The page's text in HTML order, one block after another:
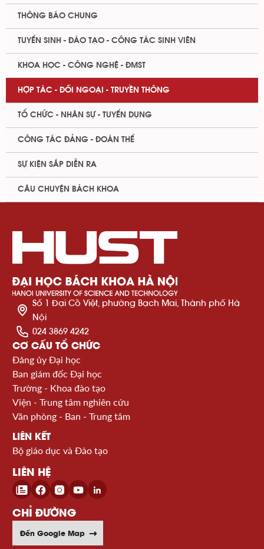
THÔNG BÁO CHUNG
TUYỂN SINH - ĐÀO TẠO - CÔNG TÁC SINH VIÊN
KHOA HỌC - CÔNG NGHỆ - ĐMST
HỢP TÁC - ĐỐI NGOẠI - TRUYỀN THÔNG
TỔ CHỨC - NHÂN SỰ - TUYỂN DỤNG
CÔNG TÁC ĐẢNG - ĐOÀN THỂ
SỰ KIỆN SẮP DIỄN RA
CÂU CHUYỆN BÁCH KHOA
Số 1 Đại Cồ Việt, phường Bạch Mai, Thành phố Hà
Nội
024 3869 4242
CƠ CẤU TỔ CHỨC
Đảng ủy Đại học
Ban giám đốc Đại học
Trường - Khoa đào tạo
Viện - Trung tâm nghiên cứu
Văn phòng - Ban - Trung tâm
LIÊN KẾT
Bộ giáo dục và Đào tạo
LIÊN HỆ
CHỈ ĐƯỜNG
Đến Google Map